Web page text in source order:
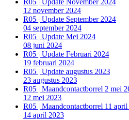
R05 | Update November 2024
12 november 2024
R05 | Update September 2024
04 september 2024
R05 | Update Mei 2024
08 juni 2024
R05 | Update Februari 2024
19 februari 2024
R05 | Update augustus 2023
23 augustus 2023
R05 | Maandcontactborrel 2 mei
12 mei 2023
R05 | Maandcontactborrel 11
14 april 2023